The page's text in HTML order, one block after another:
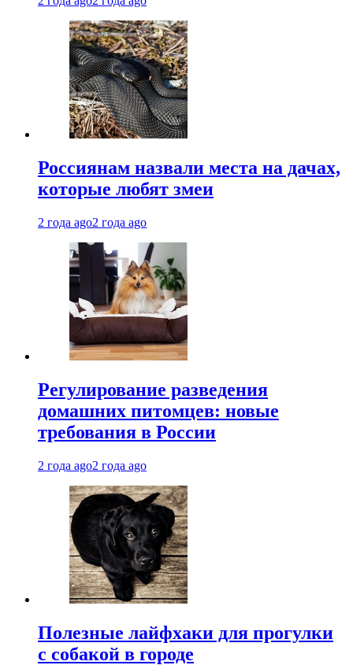
Россиянам назвали места на дачах,
которые любят змеи
2 года ago2 года ago
Регулирование разведения
домашних питомцев: новые
требования в России
2 года ago2 года ago
Полезные лайфхаки для прогулки
с собакой в городе